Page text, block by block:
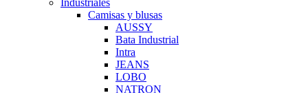
Industriales
Camisas y blusas
AUSSY
Bata Industrial
Intra
JEANS
LOBO
NATRON